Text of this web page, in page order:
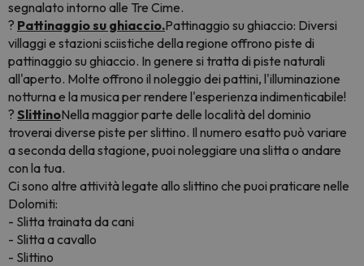
segnalato intorno alle Tre Cime.
? Pattinaggio su ghiaccio.Pattinaggio su ghiaccio: Diversi
villaggi e stazioni sciistiche della regione offrono piste di
pattinaggio su ghiaccio. In genere si tratta di piste naturali
all'aperto. Molte offrono il noleggio dei pattini, l'illuminazione
notturna e la musica per rendere l'esperienza indimenticabile!
? SlittinoNella maggior parte delle località del dominio
troverai diverse piste per slittino. Il numero esatto può variare
a seconda della stagione, puoi noleggiare una slitta o andare
con la tua.
Ci sono altre attività legate allo slittino che puoi praticare nelle
Dolomiti:
- Slitta trainata da cani
- Slitta a cavallo
- Slittino